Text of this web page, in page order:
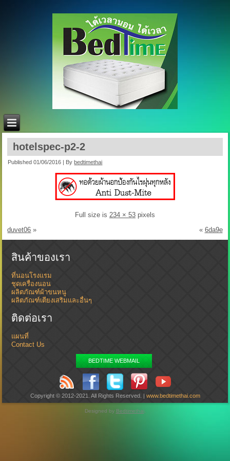
hotelspec-p2-2
Published 01/06/2016 | By bedtimethai
Full size is 234 × 53 pixels
duvet06 » « 6da9e
สินค้าของเรา
ที่นอนโรงแรม
ชุดเครื่องนอน
ผลิตภัณฑ์ผ้าขนหนู
ผลิตภัณฑ์เตียงเสริมและอื่นๆ
ติดต่อเรา
แผนที่
Contact Us
BEDTIME WEBMAIL
Copyright © 2012-2021. All Rights Reserved. | www.bedtimethai.com
Designed by Bedtimethai.